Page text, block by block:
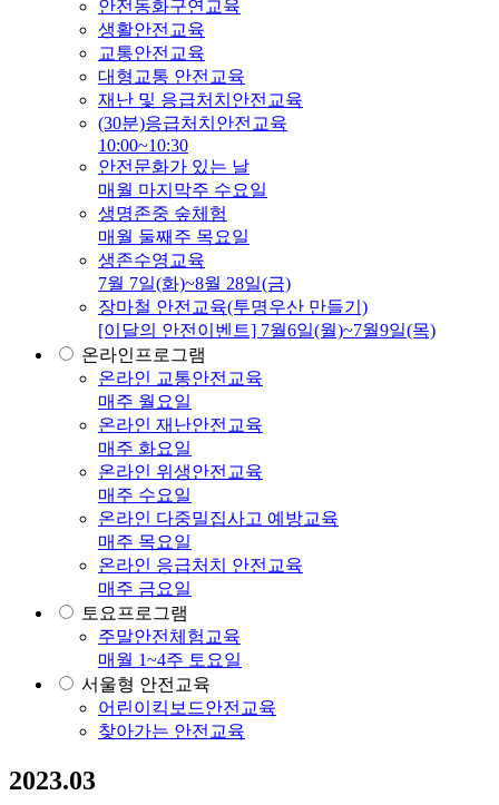
안전동화구연교육
생활안전교육
교통안전교육
대형교통 안전교육
재난 및 응급처치안전교육
(30분)응급처치안전교육
10:00~10:30
안전문화가 있는 날
매월 마지막주 수요일
생명존중 숲체험
매월 둘째주 목요일
생존수영교육
7월 7일(화)~8월 28일(금)
장마철 안전교육(투명우산 만들기)
[이달의 안전이벤트] 7월6일(월)~7월9일(목)
온라인프로그램
온라인 교통안전교육
매주 월요일
온라인 재난안전교육
매주 화요일
온라인 위생안전교육
매주 수요일
온라인 다중밀집사고 예방교육
매주 목요일
온라인 응급처치 안전교육
매주 금요일
토요프로그램
주말안전체험교육
매월 1~4주 토요일
서울형 안전교육
어린이킥보드안전교육
찾아가는 안전교육
2023.03